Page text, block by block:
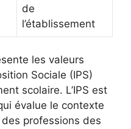
de
l’établissement
les valeurs
Sociale (IPS)
scolaire. L’IPS est
évalue le contexte
professions des